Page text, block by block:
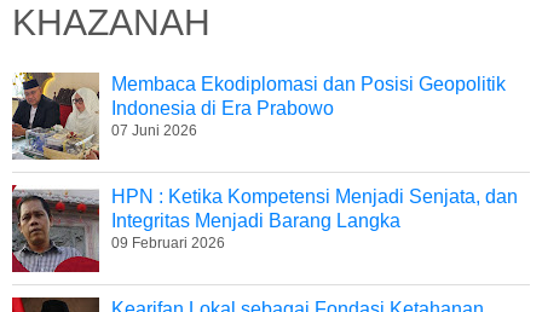
KHAZANAH
Membaca Ekodiplomasi dan Posisi Geopolitik
Indonesia di Era Prabowo
07 Juni 2026
HPN : Ketika Kompetensi Menjadi Senjata, dan
Integritas Menjadi Barang Langka
09 Februari 2026